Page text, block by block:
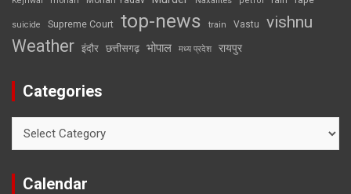
suicide Supreme Court top-news train Vastu vishnu
Weather इंदौर छत्तीसगढ़ भोपाल मध्य प्रदेश रायपुर
Categories
Calendar